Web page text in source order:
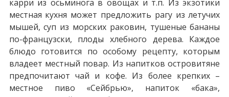
карри из осьминога в овощах и т.п. Из экзотики
местная кухня может предложить рагу из летучих
мышей, суп из морских раковин, тушеные бананы
по-французски, плоды хлебного дерева. Каждое
блюдо готовится по особому рецепту, которым
владеет местный повар. Из напитков островитяне
предпочитают чай и кофе. Из более крепких –
местное пиво «Сейбрью», напиток «бака»,